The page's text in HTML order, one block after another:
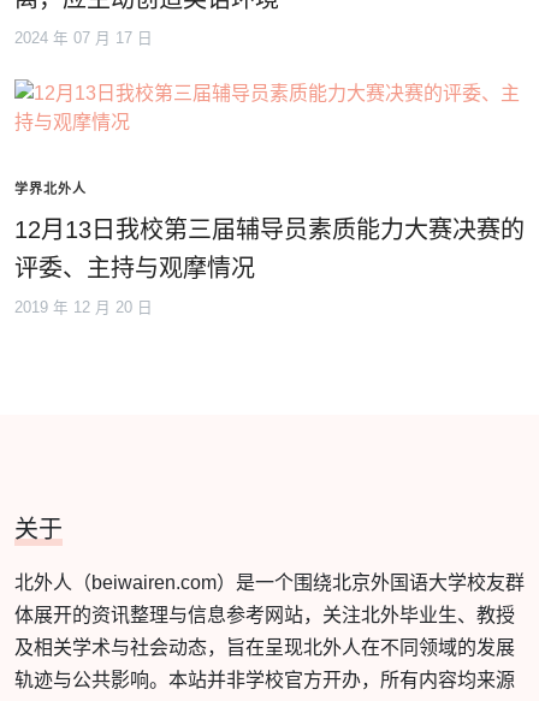
2024 年 07 月 17 日
学界北外人
12月13日我校第三届辅导员素质能力大赛决赛的
评委、主持与观摩情况
2019 年 12 月 20 日
关于
北外人（beiwairen.com）是一个围绕北京外国语大学校友群
体展开的资讯整理与信息参考网站，关注北外毕业生、教授
及相关学术与社会动态，旨在呈现北外人在不同领域的发展
轨迹与公共影响。本站并非学校官方开办，所有内容均来源